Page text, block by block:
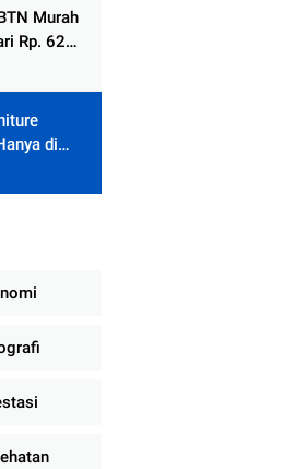
Murah
Rp. 62,5
di